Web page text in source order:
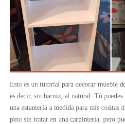
Esto es un tutorial para decorar mueble
es decir, sin barniz, al natural. Tú
una estantería a medida para mis cositas
pino sin tratar en una carpintería, pero